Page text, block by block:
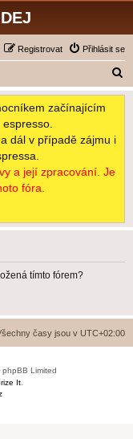
Přihlásit se
Registrovat
l
začínajícím
dál v případě zájmu i
a její zpracování. Je
fóra.
tímto fórem?
časy jsou v UTC+02:00
Limited
It